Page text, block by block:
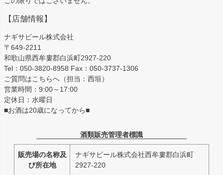
【店舗情報】
ナギサビール株式会社
〒649-2211
和歌山県西牟婁郡白浜町2927-220
Tel：050-3820-8958 Fax：050-3737-1306
ご質問はこちらへ（担当：西垣）
営業時間：9:00～17:00
定休日：水曜日
■お酒は20歳になってから■
酒類販売管理者標識
販売場の名称及
び所在地
ナギサビール株式会社西牟婁郡白浜町
2927-220